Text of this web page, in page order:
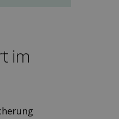
im